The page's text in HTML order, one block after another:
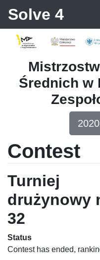
Solve 4
Średnich w
Contest
Turniej
drużynowy
32
Status
Contest has ended,